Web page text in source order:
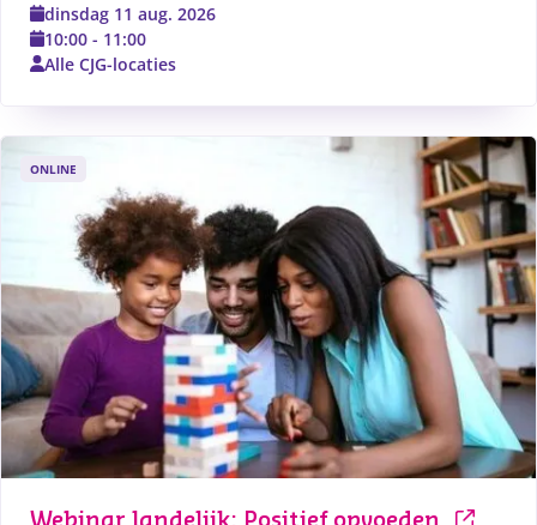
dinsdag 11 aug. 2026
10:00 - 11:00
Alle CJG-locaties
ONLINE
Webinar landelijk: Positief opvoeden